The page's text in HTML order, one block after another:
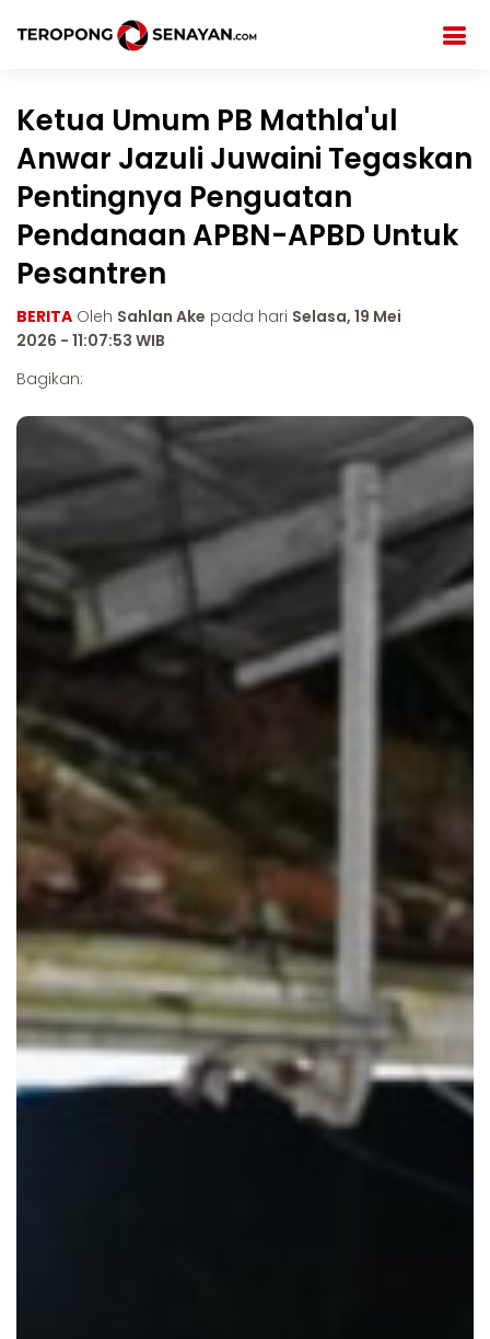
Ketua Umum PB Mathla'ul
Anwar Jazuli Juwaini Tegaskan
Pentingnya Penguatan
Pendanaan APBN-APBD Untuk
Pesantren
BERITA Oleh Sahlan Ake pada hari Selasa, 19 Mei
2026 - 11:07:53 WIB
Bagikan: